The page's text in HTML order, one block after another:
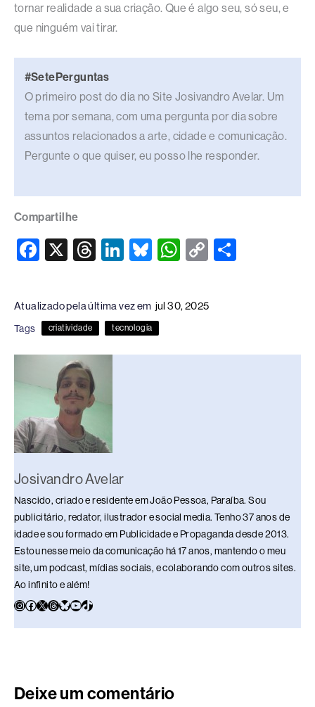
tornar realidade a sua criação. Que é algo seu, só seu, e
que ninguém vai tirar.
#SetePerguntas
O primeiro post do dia no Site Josivandro Avelar. Um
tema por semana, com uma pergunta por dia sobre
assuntos relacionados a arte, cidade e comunicação.
Pergunte o que quiser, eu posso lhe responder.
Compartilhe
F
e
b
o
o
X
T
a
d
s
Li
e
dI
n
Bl
sk
y
W
s
p
C
y
n
Atualizado pela última vez em jul 30, 2025
Tags criatividade tecnologia
Josivandro Avelar
Nascido, criado e residente em João Pessoa, Paraíba. Sou
publicitário, redator, ilustrador e social media. Tenho 37 anos de
idade e sou formado em Publicidade e Propaganda desde 2013.
Estou nesse meio da comunicação há 17 anos, mantendo o meu
site, um podcast, mídias sociais, e colaborando com outros sites.
Ao infinito e além!
Deixe um comentário